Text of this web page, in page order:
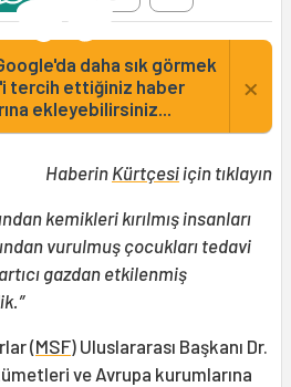
daha sık görmek
tercih ettiğiniz haber
ekleyebilirsiniz...
×
Haberin Kürtçesiiçin tıklayın
kemikleri kırılmış insanları
vurulmuş çocukları tedavi
gazdan etkilenmiş
(MSF) Uluslararası Başkanı Dr.
ve Avrupa kurumlarına